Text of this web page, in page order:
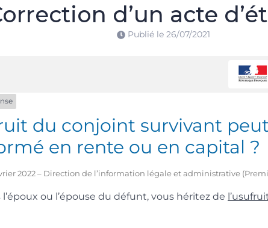
d’un acte
Publié le 26/07/2021
du conjoint survivant
en rente ou en capital ?
2022 – Direction de l’information légale et administrative
l’époux ou l’épouse du défunt, vous héritez de